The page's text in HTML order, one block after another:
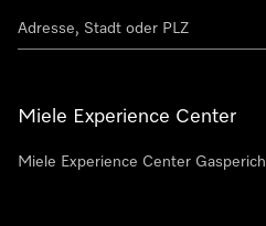
Miele Experience Center
Miele Experience Center Gasperich